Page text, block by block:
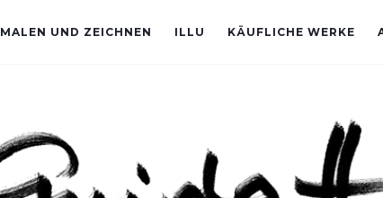
MALEN UND ZEICHNEN ILLU KÄUFLICHE WERKE